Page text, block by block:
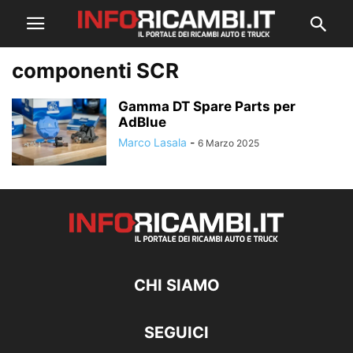
componenti SCR
Gamma DT Spare Parts per
AdBlue
Marco Lasala - 6 Marzo 2025
CHI SIAMO
SEGUICI